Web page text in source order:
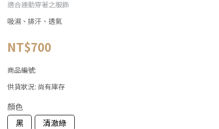
適合運動穿著之服飾
吸濕、排汗、透氣
NT$700
商品編號:
供貨狀況: 尚有庫存
顏色
黑
清澈綠